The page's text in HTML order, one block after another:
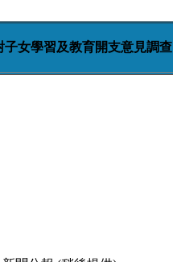
子女學習及教育開支意見調查